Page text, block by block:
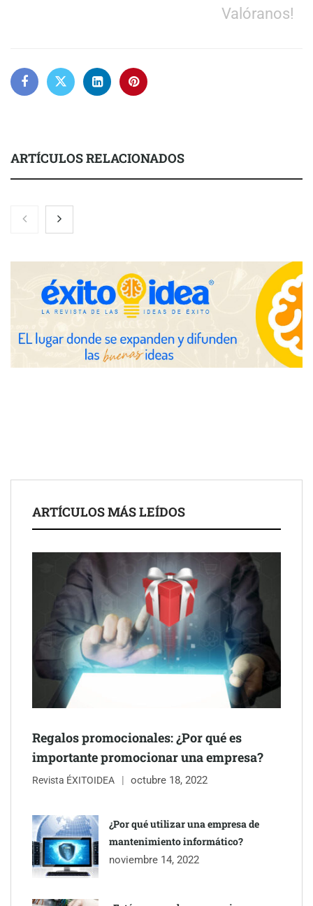
Valóranos!
ARTÍCULOS RELACIONADOS
Nicols presenta seis modelos de anillos de compromiso para el
eclipse solar del 12 de agosto
Zoomex mejora su Strategy Center con herramientas
avanzadas para trading estratégico
COMPALISS de LYSOTRIC: cuando un solo producto multiplica
las posibilidades del salón profesional
Schaeffler mejora su rentabilidad en el primer semestre de 2026
NOVA: innovación y diseño que transforman espacios de la
mano de Tormo Franquicias
ARTÍCULOS MÁS LEÍDOS
Regalos promocionales: ¿Por qué es
importante promocionar una empresa?
Revista ÉXITOIDEA octubre 18, 2022
¿Por qué utilizar una empresa de
mantenimiento informático?
noviembre 14, 2022